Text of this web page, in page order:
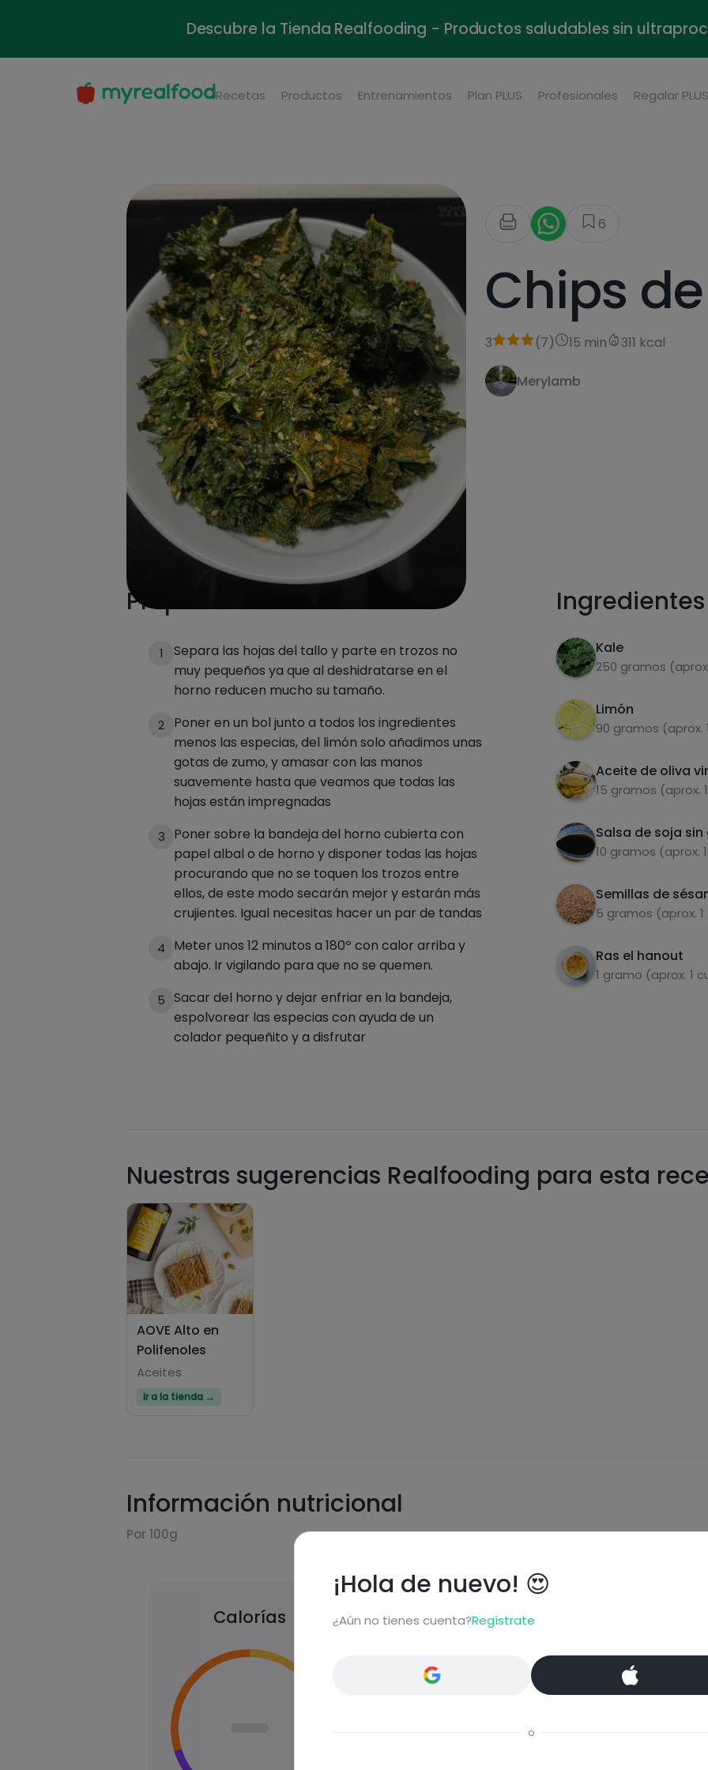
Descubre la Tienda Realfooding - Productos saludables sin
Recetas Productos Entrenamientos Plan PLUS Profesionales Regalar
6
Chips
3 (7) 15 min 311 kcal
Merylamb
Preparación de la receta
1
Separa las hojas del tallo y parte en trozos no
muy pequeños ya que al deshidratarse en el
horno reducen mucho su tamaño.
2
Poner en un bol junto a todos los ingredientes
menos las especias, del limón solo añadimos unas
gotas de zumo, y amasar con las manos
suavemente hasta que veamos que todas las
hojas están impregnadas
3
Poner sobre la bandeja del horno cubierta con
papel albal o de horno y disponer todas las hojas
procurando que no se toquen los trozos entre
ellos, de este modo secarán mejor y estarán más
crujientes. Igual necesitas hacer un par de tandas
4
Meter unos 12 minutos a 180º con calor arriba y
abajo. Ir vigilando para que no se quemen.
5 Sacar del horno y dejar enfriar en la bandeja,
espolvorear las especias con ayuda de un
colador pequeñito y a disfrutar
Ingredientes
Kale
250 gramos
Limón
90 gramos (aprox.
Aceite de oliva
15 gramos (aprox.
Salsa de soja
10 gramos (aprox.
Semillas de
5 gramos (aprox.
Ras el hanout
1 gramo (aprox. 1
Nuestras sugerencias Realfooding para esta
AOVE Alto en
Polifenoles
Aceites
Ir a la tienda →
Información nutricional
Por 100g
Calorías Carbohidratos
¡Hola de nuevo! 😍
¿Aún no tienes cuenta?Regístrate
o